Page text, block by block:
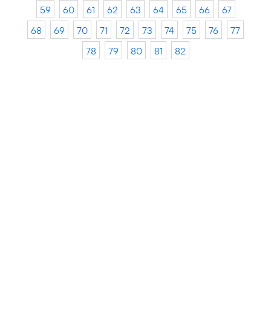
59
60 61 62 63 64 65 66
67
68
69 70 71 72 73 74 75 76
77
78
79 80 81 82